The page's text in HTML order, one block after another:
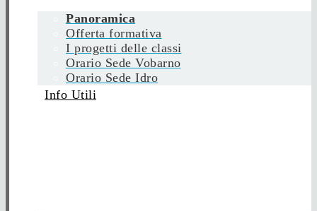
Panoramica
Offerta formativa
I progetti delle classi
Orario Sede Vobarno
Orario Sede Idro
Info Utili